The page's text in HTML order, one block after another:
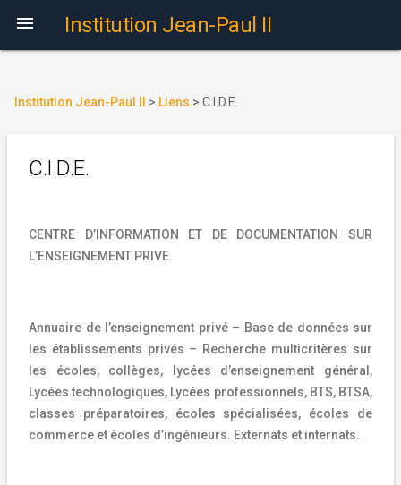
 Institution Jean-Paul II
Institution Jean-Paul II > Liens > C.I.D.E.
C.I.D.E.
CENTRE D’INFORMATION ET DE DOCUMENTATION SUR
L’ENSEIGNEMENT PRIVE
Annuaire de l’enseignement privé – Base de données sur
les établissements privés – Recherche multicritères sur
les écoles, collèges, lycées d’enseignement général,
Lycées technologiques, Lycées professionnels, BTS, BTSA,
classes préparatoires, écoles spécialisées, écoles de
commerce et écoles d’ingénieurs. Externats et internats.